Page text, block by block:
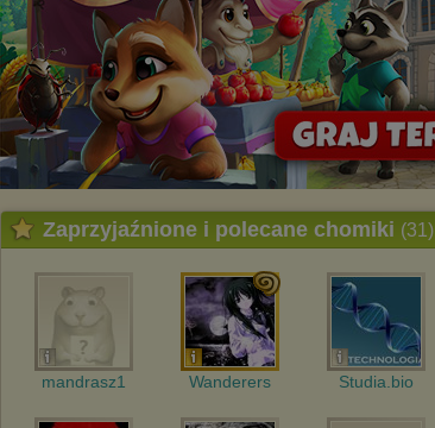
Zaprzyjaźnione i polecane chomiki (31)
mandrasz1 Wanderers Studia.bio